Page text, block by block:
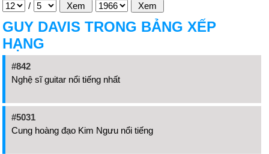
/
GUY DAVIS TRONG BẢNG XẾP
HẠNG
#842
Nghệ sĩ guitar nổi tiếng nhất
#5031
Cung hoàng đạo Kim Ngưu nổi tiếng